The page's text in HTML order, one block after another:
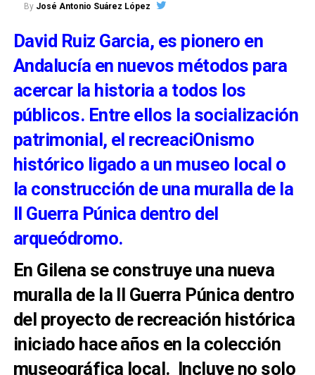
By José Antonio Suárez López
David Ruiz Garcia, es pionero en
Andalucía en nuevos métodos para
acercar la historia a todos los
públicos. Entre ellos la socialización
patrimonial, el recreaciOnismo
histórico ligado a un museo local o
la construcción de una muralla de la
II Guerra Púnica dentro del
arqueódromo.
En Gilena se construye una nueva
muralla de la II Guerra Púnica dentro
del proyecto de recreación histórica
iniciado hace años en la colección
museográfica local. Incluye no solo